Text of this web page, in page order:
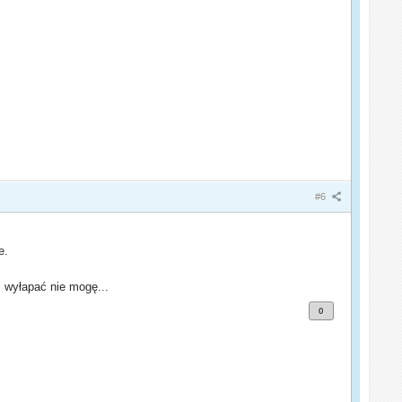
#6
nie mogę...
0